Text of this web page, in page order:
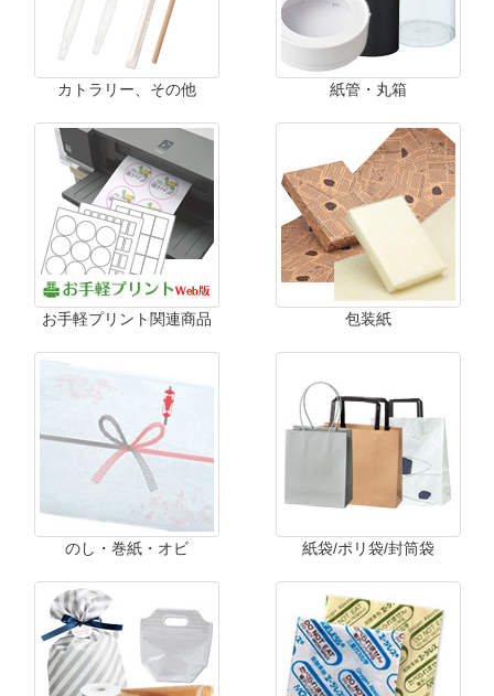
カトラリー、その他 紙管・丸箱
お手軽プリント関連商品 包装紙
のし・巻紙・オビ 紙袋/ポリ袋/封筒袋